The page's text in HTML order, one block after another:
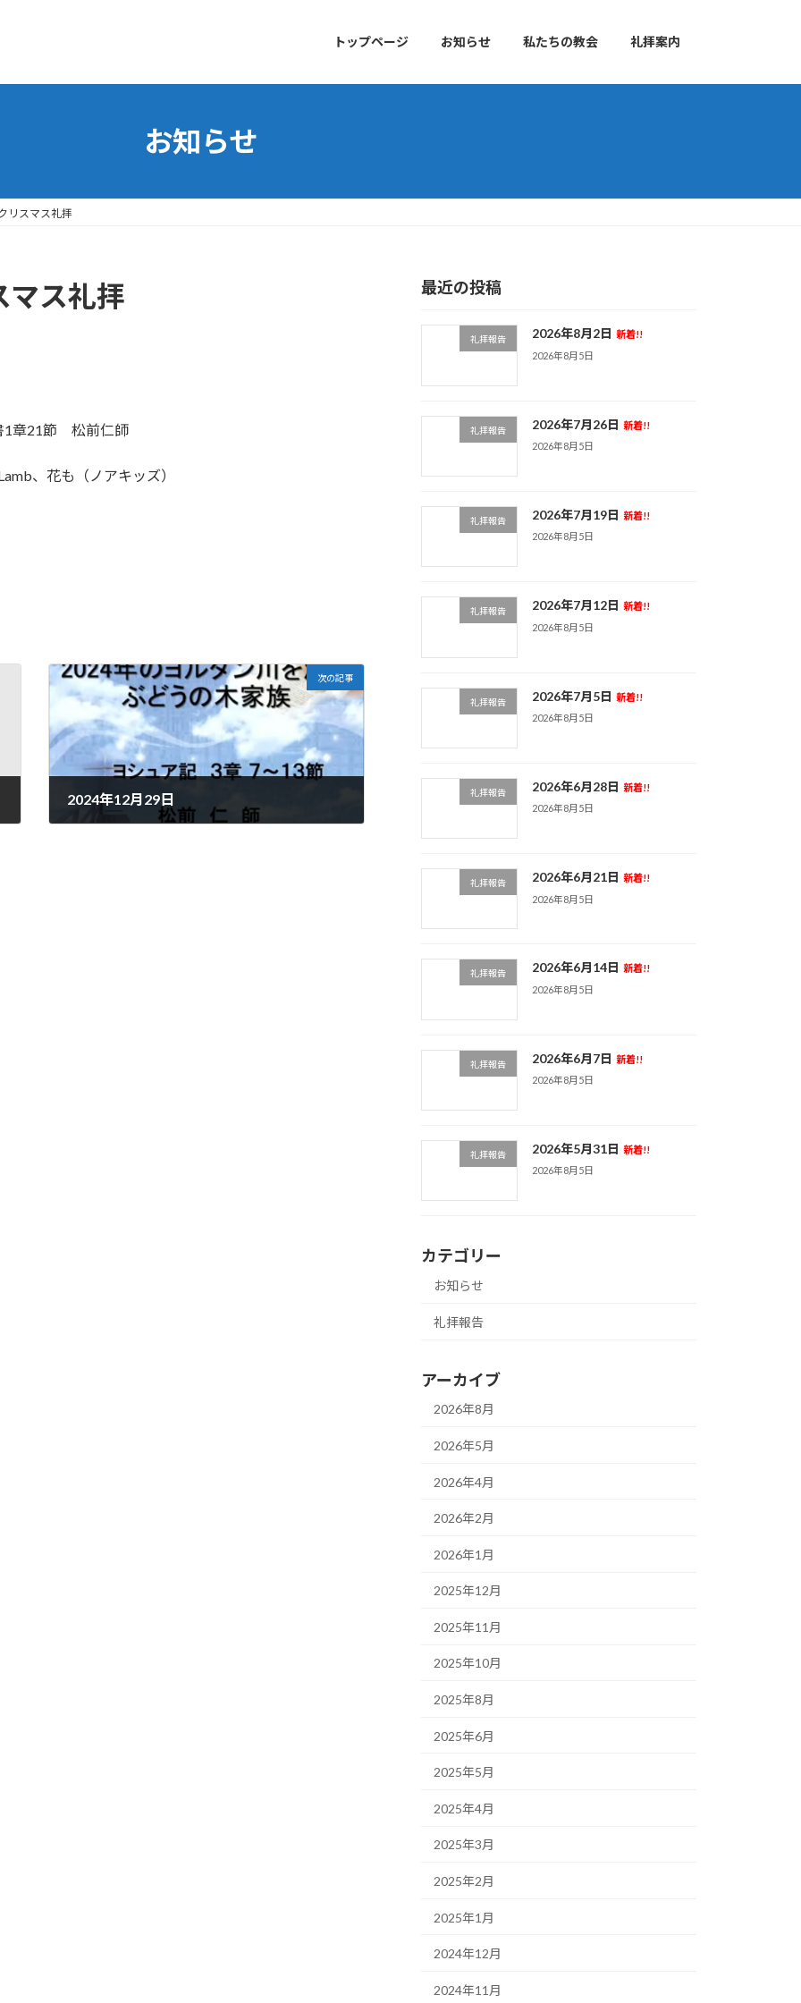
トップページ お知らせ 私たちの教会 礼拝案内
お知らせ
リスマス礼拝
ス礼拝
1章21節 松前仁師
、花も（ノアキッズ）
次の記事
2024年12月29日
最近の投稿
礼拝報告 2026年8月2日 新着!!
2026年8月5日
礼拝報告 2026年7月26日 新着!!
2026年8月5日
礼拝報告 2026年7月19日 新着!!
2026年8月5日
礼拝報告 2026年7月12日 新着!!
2026年8月5日
礼拝報告 2026年7月5日 新着!!
2026年8月5日
礼拝報告 2026年6月28日 新着!!
2026年8月5日
礼拝報告 2026年6月21日 新着!!
2026年8月5日
礼拝報告 2026年6月14日
新着!!
2026年8月5日
礼拝報告 2026年6月7日 新着!!
2026年8月5日
礼拝報告 2026年5月31日 新着!!
2026年8月5日
カテゴリー
お知らせ
礼拝報告
アーカイブ
2026年8月
2026年5月
2026年4月
2026年2月
2026年1月
2025年12月
2025年11月
2025年10月
2025年8月
2025年6月
2025年5月
2025年4月
2025年3月
2025年2月
2025年1月
2024年12月
2024年11月